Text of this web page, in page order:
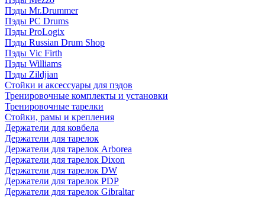
Пэды Mr.Drummer
Пэды PC Drums
Пэды ProLogix
Пэды Russian Drum Shop
Пэды Vic Firth
Пэды Williams
Пэды Zildjian
Стойки и аксессуары для пэдов
Тренировочные комплекты и установки
Тренировочные тарелки
Стойки, рамы и крепления
Держатели для ковбела
Держатели для тарелок
Держатели для тарелок Arborea
Держатели для тарелок Dixon
Держатели для тарелок DW
Держатели для тарелок PDP
Держатели для тарелок Gibraltar